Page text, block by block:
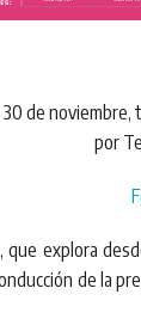
de noviembre,
por
explora
de la